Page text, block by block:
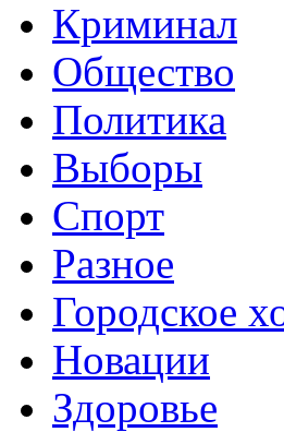
Криминал
Общество
Политика
Выборы
Спорт
Разное
Городское
Новации
Здоровье